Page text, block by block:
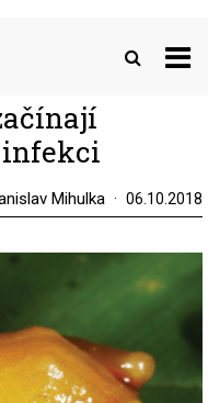
infekci
Mihulka 06.10.2018